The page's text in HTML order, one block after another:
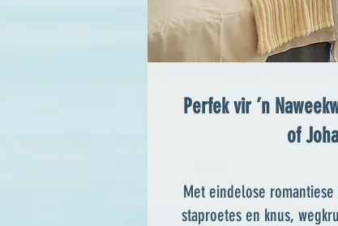
Perfek vir ’n
of
Met eindelose
staproetes en knus,